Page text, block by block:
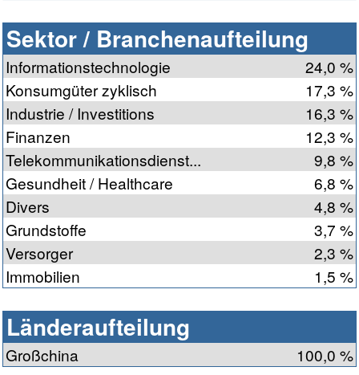
Sektor / Branchenaufteilung
Informationstechnologie
24,0 %
Konsumgüter zyklisch
17,3 %
Industrie / Investitions
16,3 %
Finanzen
12,3 %
Telekommunikationsdienst...
9,8 %
Gesundheit / Healthcare
6,8 %
Divers
4,8 %
Grundstoffe
3,7 %
Versorger
2,3 %
Immobilien
1,5 %
Länderaufteilung
Großchina 100,0 %